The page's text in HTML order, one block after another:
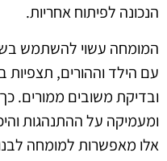
הנכונה לפיתוח אחריות.
המומחה עשוי להשתמש
עם הילד וההורים, תצפיות
ובדיקת משובים ממורים.
ומעמיקה על ההתנהגות
אלו מאפשרות למומחה